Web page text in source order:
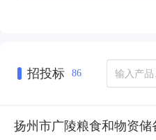
招投标 86
扬州市广陵粮食和物资